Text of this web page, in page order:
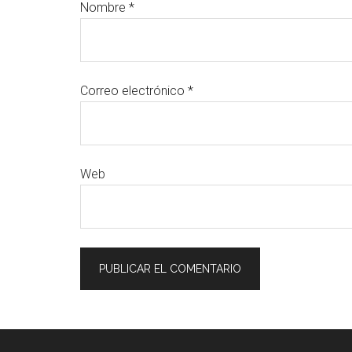
Nombre *
Correo electrónico *
Web